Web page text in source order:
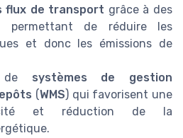
flux de transport grâce à des
permettant de réduire les
et donc les émissions de
de systèmes de gestion
(WMS) qui favorisent une
et réduction de la